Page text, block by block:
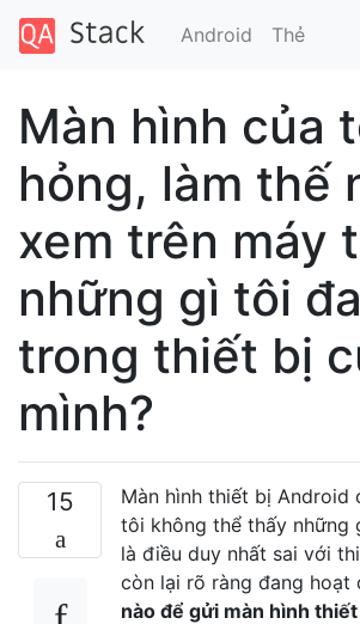
Android Thẻ
Màn hình của
hỏng, làm thế
xem trên máy
những gì tôi
trong thiết bị
mình?
15
Màn hình thiết bị Android
tôi không thể thấy những
là điều duy nhất sai với
còn lại rõ ràng đang hoạt
nào để gửi màn hình